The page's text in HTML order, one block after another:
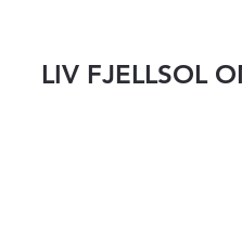
LIV FJELLSOL